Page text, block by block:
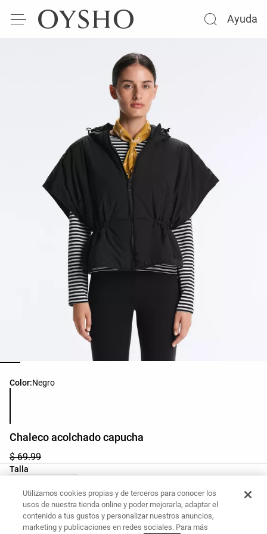
Ayuda
Color:Negro
Lista de colores del producto
Chaleco acolchado capucha
$ 69.99
Talla
Lista de tallas del producto
M - Talla Única
Tus medidas Guía de tallas
Utilizamos cookies propias y de terceros para conocer los
usos de nuestra tienda online y poder mejorarla, adaptar el
contenido a tus gustos y personalizar nuestros anuncios,
marketing y publicaciones en redes sociales. Para más